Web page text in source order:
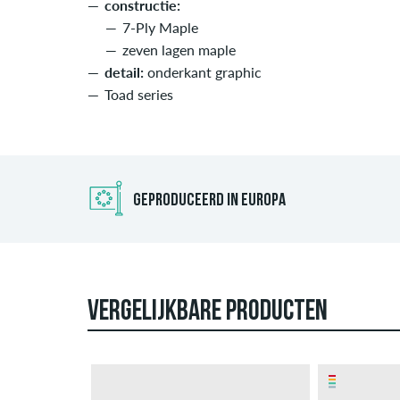
constructie:
7-Ply Maple
zeven lagen maple
detail: onderkant graphic
Toad series
GEPRODUCEERD IN EUROPA
VERGELIJKBARE PRODUCTEN